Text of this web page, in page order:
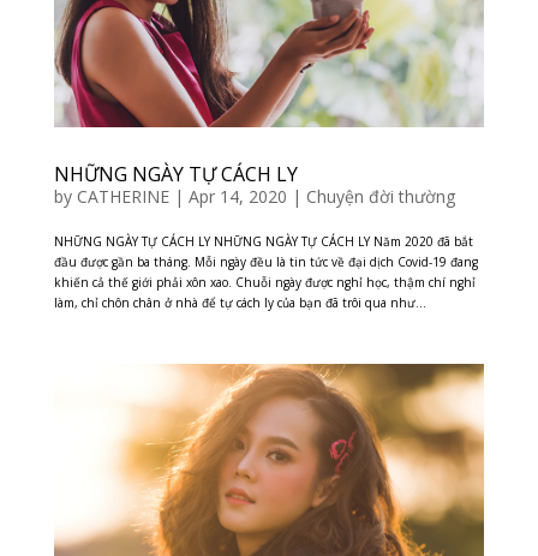
NHỮNG NGÀY TỰ CÁCH LY
by CATHERINE| Apr 14, 2020 | Chuyện đời thường
NHỮNG NGÀY TỰ CÁCH LY NHỮNG NGÀY TỰ CÁCH LY Năm 2020 đã bắt
đầu được gần ba tháng. Mỗi ngày đều là tin tức về đại dịch Covid-19 đang
khiến cả thế giới phải xôn xao. Chuỗi ngày được nghỉ học, thậm chí nghỉ
làm, chỉ chôn chân ở nhà để tự cách ly của bạn đã trôi qua như...